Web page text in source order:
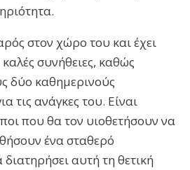
στον χώρο του και έχει
συνήθειες, καθώς
δύο καθημερινούς
τις ανάγκες του. Είναι
που θα τον υιοθετήσουν να
ένα σταθερό
αυτή τη θετική